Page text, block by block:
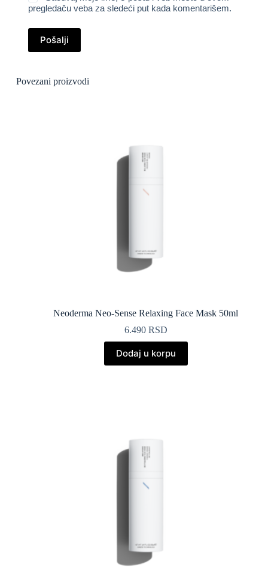
pregledaču veba za sledeći put kada komentarišem.
Pošalji
Povezani proizvodi
Neoderma Neo-Sense Relaxing Face Mask 50ml
6.490 RSD
Dodaj u korpu